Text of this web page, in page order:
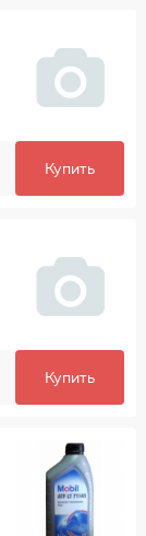
Купить
Купить